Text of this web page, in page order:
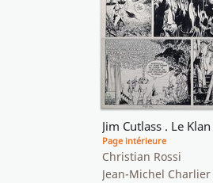
Jim Cutlass . Le Klan
Page intérieure
Christian Rossi
Jean-Michel Charlier